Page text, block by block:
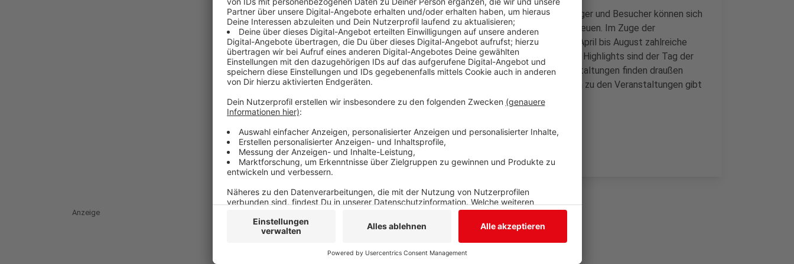
Die Stadt Kreuztal feiert in diesem Jahr ihren 50. Geburtstag. Bürger und Besucher können sich
über einen breiten Veranstaltungskatalog für das Jubiläumsjahr freuen. Im Zuge der
Feierlichkeiten und des 10. „Kreuztal-Sommers 2019“ finden von April bis August zahlreiche
Konzerte, Shows, Ausstellungen und Sportveranstaltungen statt. Highlights sind der Tag der
Feuerwehr am 25. Mai und das Stadtfest am 23. Juni. Alle Veranstaltungen finden draußen
statt und sind für die Besucher kostenfrei. Weitere Informationen zu den Veranstaltungen gibt
es unter www.kreuztal-kultur.de.
Anzeige